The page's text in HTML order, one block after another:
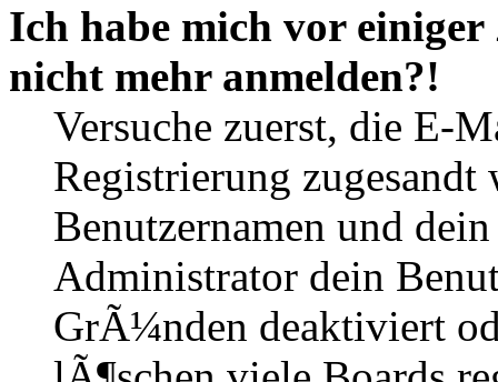
Ich habe mich vor
nicht mehr anmelden?!
Versuche zuerst, die E-
Registrierung
Benutzernamen und
Administrator dein
GrÃ¼nden deaktiviert